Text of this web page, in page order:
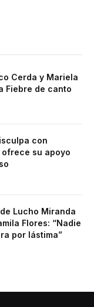
Cerda y Mariela
Fiebre de canto
con
ofrece su apoyo
Lucho Miranda
Flores: “Nadie
por lástima”